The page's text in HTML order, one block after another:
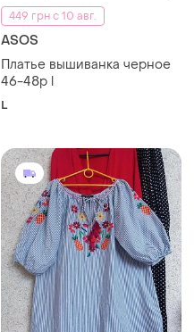
449 грн с 10 авг.
ASOS
Платье вышиванка черное
46-48р l
L